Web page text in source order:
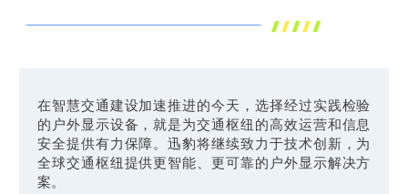
在智慧交通建设加速推进的今天，选择经过实践检验
的户外显示设备，就是为交通枢纽的高效运营和信息
安全提供有力保障。迅豹将继续致力于技术创新，为
全球交通枢纽提供更智能、更可靠的户外显示解决方
案。